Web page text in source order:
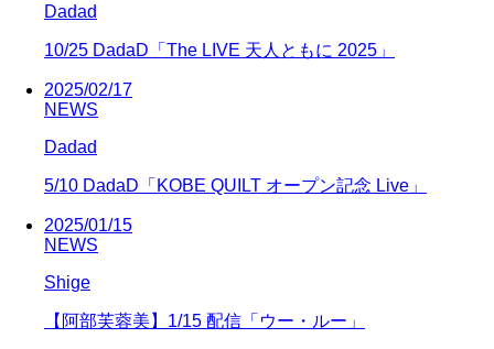
Dadad
10/25 DadaD「The LIVE 天人ともに 2025」
2025/02/17
NEWS
Dadad
5/10 DadaD「KOBE QUILT オープン記念 Live」
2025/01/15
NEWS
Shige
【阿部芙蓉美】1/15 配信「ウー・ルー」